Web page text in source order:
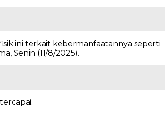
ini terkait kebermanfaatannya seperti
Senin (11/8/2025).